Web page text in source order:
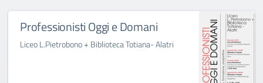
Professionisti Oggi e Domani
Liceo L.Pietrobono + Biblioteca Totiana- Alatri